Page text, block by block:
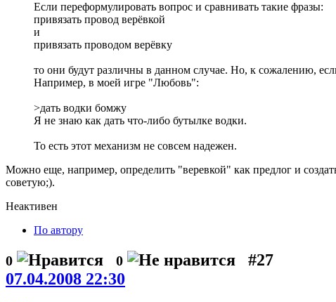
Если переформулировать вопрос и сравнивать такие фразы:
привязать провод верёвкой
и
привязать проводом верёвку
то они будут различны в данном случае. Но, к сожалению,
Например, в моей игре "Любовь":
>дать водки бомжу
Я не знаю как дать что-либо бутылке водки.
То есть этот механизм не совсем надежен.
Можно еще, например, определить "веревкой" как предлог и
советую;).
Неактивен
По автору
0 0
#27
07.04.2008 22:30